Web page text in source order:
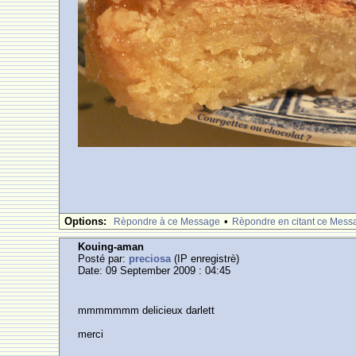
Options: Rèpondre à ce Message • Rèpondre en citant ce
Kouing-aman
Posté par: preciosa(IP enregistrè)
Date: 09 September 2009 : 04:45
mmmmmmm delicieux darlett
merci